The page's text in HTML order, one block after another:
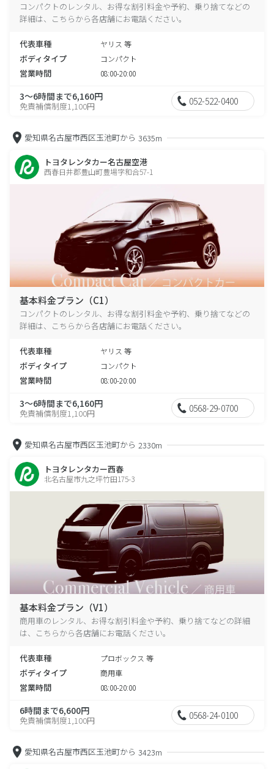
コンパクトのレンタル、お得な割引料金や予約、乗り捨てなどの
詳細は、こちらから各店舗にお電話ください。
代表車種 ヤリス 等
ボディタイプ コンパクト
営業時間 08:00-20:00
3～6時間まで6,160円
免責補償制度1,100円 052-522-0400
愛知県名古屋市西区玉池町から 3635m
トヨタレンタカー名古屋空港
西春日井郡豊山町豊場字和合57-1
基本料金プラン（C1）
コンパクトのレンタル、お得な割引料金や予約、乗り捨てなどの
詳細は、こちらから各店舗にお電話ください。
代表車種 ヤリス 等
ボディタイプ コンパクト
営業時間 08:00-20:00
3～6時間まで6,160円
免責補償制度1,100円 0568-29-0700
愛知県名古屋市西区玉池町から 2330m
トヨタレンタカー西春
北名古屋市九之坪竹田175-3
基本料金プラン（V1）
商用車のレンタル、お得な割引料金や予約、乗り捨てなどの詳細
は、こちらから各店舗にお電話ください。
代表車種 プロボックス 等
ボディタイプ 商用車
営業時間 08:00-20:00
6時間まで6,600円
免責補償制度1,100円 0568-24-0100
愛知県名古屋市西区玉池町から 3423m